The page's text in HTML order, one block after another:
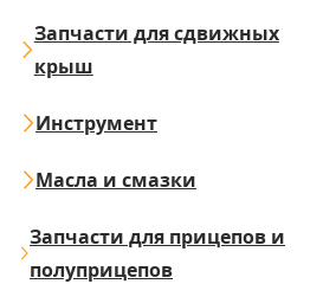
Запчасти для сдвижных
крыш
Инструмент
Масла и смазки
Запчасти для прицепов и
полуприцепов